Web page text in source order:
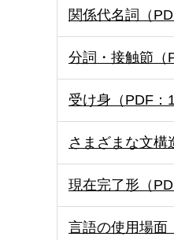
関係代名詞（
分詞・接触節（
受け身（PDF：
さまざまな文構
現在完了形（
言語の使用場面